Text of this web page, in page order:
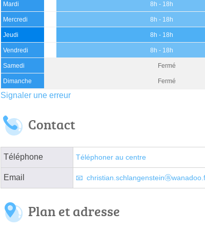
Mardi 8h - 18h
Mercredi 8h - 18h
Jeudi 8h - 18h
Vendredi 8h - 18h
Samedi Fermé
Dimanche Fermé
Signaler une erreur
Contact
Téléphone Téléphoner au centre
Email
Plan et adresse